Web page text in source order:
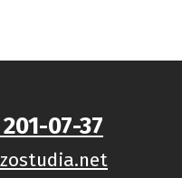
07-37